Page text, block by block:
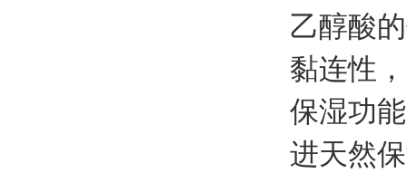
乙醇酸
黏连性
保湿功
进天然